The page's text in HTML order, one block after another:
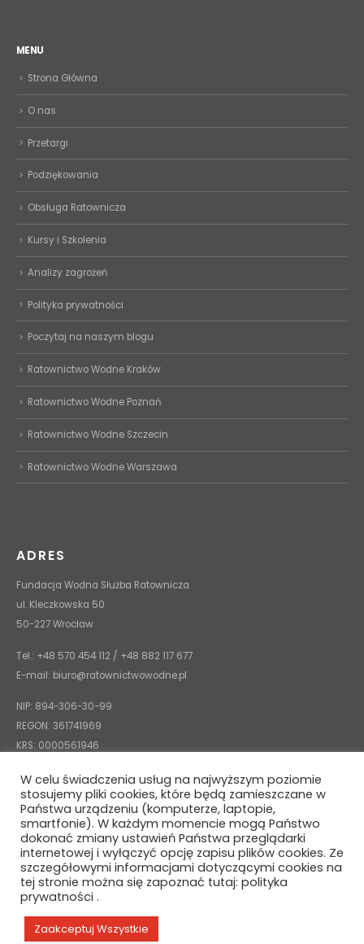
MENU
Strona Główna
O nas
Przetargi
Podziękowania
Obsługa Ratownicza
Kursy i Szkolenia
Analizy zagrożeń
Polityka prywatności
Poczytaj na naszym blogu
Ratownictwo Wodne Kraków
Ratownictwo Wodne Poznań
Ratownictwo Wodne Szczecin
Ratownictwo Wodne Warszawa
ADRES
Fundacja Wodna Służba Ratownicza
ul. Kleczkowska 50
50-227 Wrocław
Tel.: +48 570 454 112 / +48 882 117 677
E-mail: biuro@ratownictwowodne.pl
NIP: 894-306-30-99
REGON: 361741969
KRS: 0000561946
KONTO BANKOWE:
Santander Bank Polska: 25 1090 2590 0000 0001 3067 0381
W celu świadczenia usług na najwyższym poziomie
stosujemy pliki cookies, które będą zamieszczane w
Państwa urządzeniu (komputerze, laptopie,
smartfonie). W każdym momencie mogą Państwo
dokonać zmiany ustawień Państwa przeglądarki
internetowej i wyłączyć opcję zapisu plików cookies. Ze
szczegółowymi informacjami dotyczącymi cookies na
tej stronie można się zapoznać tutaj: polityka
prywatności .
Zaakceptuj Wszystkie